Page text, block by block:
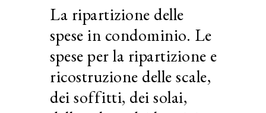
La ripartizione delle
spese in condominio. Le
spese per la ripartizione e
ricostruzione delle scale,
dei soffitti, dei solai,